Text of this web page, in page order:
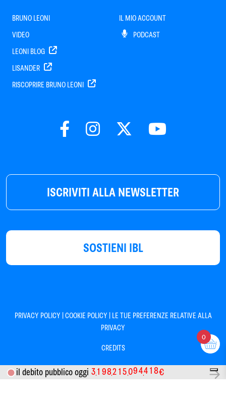
ISCRIVITI ALLA NEWSLETTER
SOSTIENI IBL
BRUNO LEONI
VIDEO
LEONI BLOG
LISANDER
RISCOPRIRE BRUNO LEONI
IL MIO ACCOUNT
PODCAST
PRIVACY POLICY |COOKIE POLICY | LE TUE PREFERENZE RELATIVE ALLA
PRIVACY
CREDITS
il debito pubblico oggi 31 98215094418€
0